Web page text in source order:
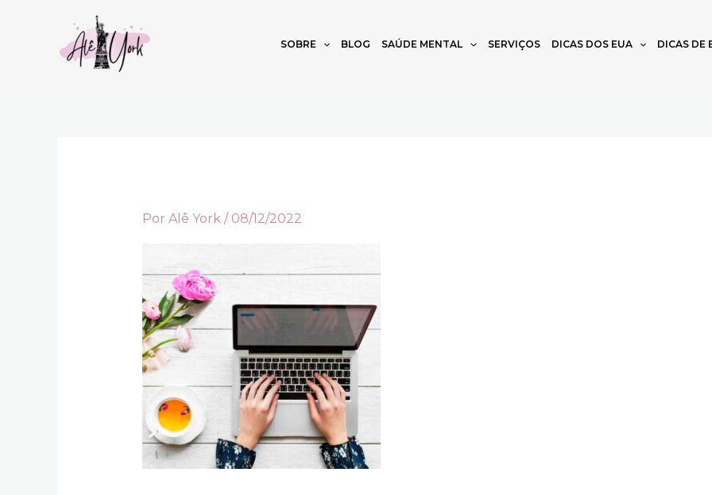
SOBRE BLOG SAÚDE MENTAL SERVIÇOS DICAS DOS EUA DICAS DE
Por Alê York / 08/12/2022